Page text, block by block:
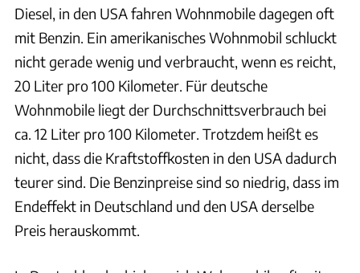
Diesel, in den USA fahren Wohnmobile dagegen oft
mit Benzin. Ein amerikanisches Wohnmobil schluckt
nicht gerade wenig und verbraucht, wenn es reicht,
20 Liter pro 100 Kilometer. Für deutsche
Wohnmobile liegt der Durchschnittsverbrauch bei
ca. 12 Liter pro 100 Kilometer. Trotzdem heißt es
nicht, dass die Kraftstoffkosten in den USA dadurch
teurer sind. Die Benzinpreise sind so niedrig, dass im
Endeffekt in Deutschland und den USA derselbe
Preis herauskommt.